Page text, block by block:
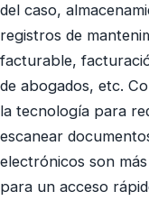
del caso,
registros de
facturable,
de abogados, etc.
la tecnología para
escanear
electrónicos son
para un acceso